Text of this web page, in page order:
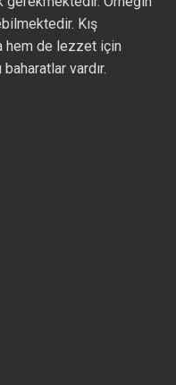
Kış
hem de lezzet için
vardır.